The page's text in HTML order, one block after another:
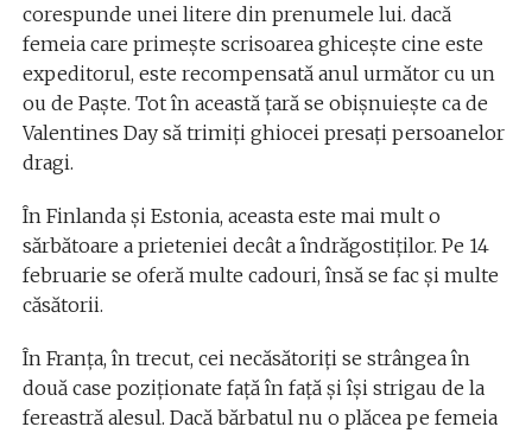
corespunde unei litere din prenumele lui. dacă
femeia care primește scrisoarea ghicește cine este
expeditorul, este recompensată anul următor cu un
ou de Paște. Tot în această țară se obișnuiește ca de
Valentines Day să trimiți ghiocei presați persoanelor
dragi.
În Finlanda și Estonia, aceasta este mai mult o
sărbătoare a prieteniei decât a îndrăgostiților. Pe 14
februarie se oferă multe cadouri, însă se fac și multe
căsătorii.
În Franța, în trecut, cei necăsătoriți se strângea în
două case poziționate față în față și își strigau de la
fereastră alesul. Dacă bărbatul nu o plăcea pe femeia